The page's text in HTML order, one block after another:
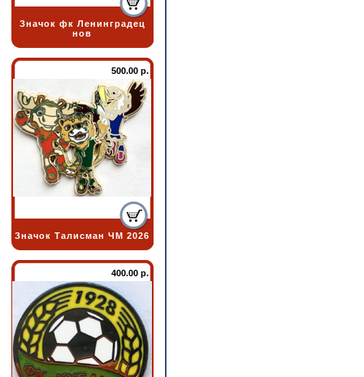
Значок фк Ленинградец
нов
500.00 р.
Значок Талисман ЧМ 2026
400.00 р.